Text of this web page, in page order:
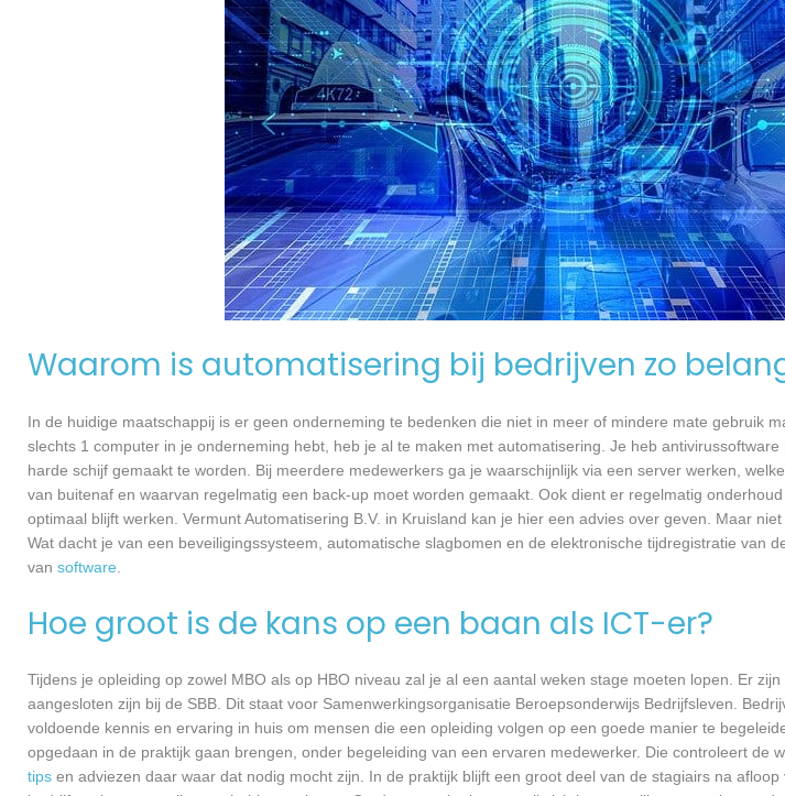
Waarom is automatisering bij bedrijven zo
In de huidige maatschappij is er geen onderneming te bedenken die niet in meer of mindere mate gebruik
slechts 1 computer in je onderneming hebt, heb je al te maken met automatisering. Je heb
harde schijf gemaakt te worden. Bij meerdere medewerkers ga je waarschijnlijk via een server werken,
van buitenaf en waarvan regelmatig een back-up moet worden gemaakt. Ook dient er regelmatig
optimaal blijft werken. Vermunt Automatisering B.V. in Kruisland kan je hier een advies over geven. Maar
Wat dacht je van een beveiligingssysteem, automatische slagbomen en de elektronische tijdregistratie van
van software
Hoe groot is de kans op een baan als ICT-er?
Tijdens je opleiding op zowel MBO als op HBO niveau zal je al een aantal weken stage moeten lopen. Er
aangesloten zijn bij de SBB. Dit staat voor Samenwerkingsorganisatie Beroepsonderwijs Bedrijfsleven.
voldoende kennis en ervaring in huis om mensen die een opleiding volgen op een goede manier te
opgedaan in de praktijk gaan brengen, onder begeleiding van een ervaren medewerker. Die controleert de
tips en adviezen daar waar dat nodig mocht zijn. In de praktijk blijft een groot deel van de stagiairs na